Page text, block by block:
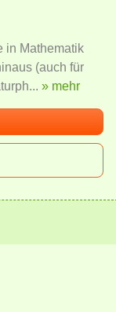
in Mathematik
(auch für
» mehr